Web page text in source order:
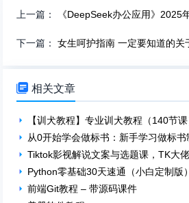
上一篇： 《DeepSeek办公应用》2025
下一篇：女生呵护指南 一定要知道的关
 相关文章
【训犬教程】专业训犬教程（140节课
从0开始学会做标书：新手学习做标书
Tiktok影视解说文案与选题课，TK大
Python零基础30天速通（小白定制版
前端Git教程 – 带源码课件